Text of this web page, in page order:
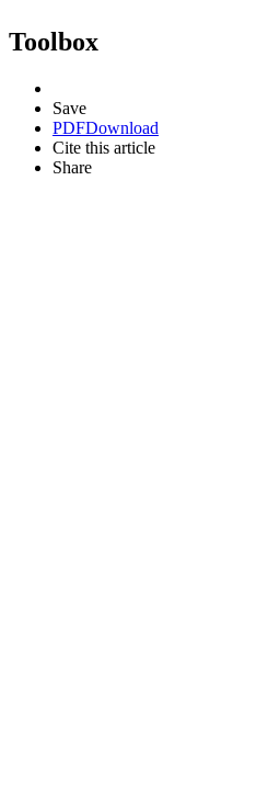
Toolbox
Save
PDFDownload
Cite this article
Share